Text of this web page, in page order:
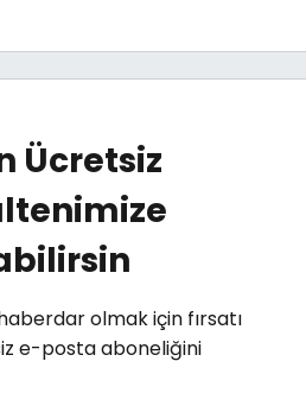
Ücretsiz
olmak için fırsatı
e-posta aboneliğini